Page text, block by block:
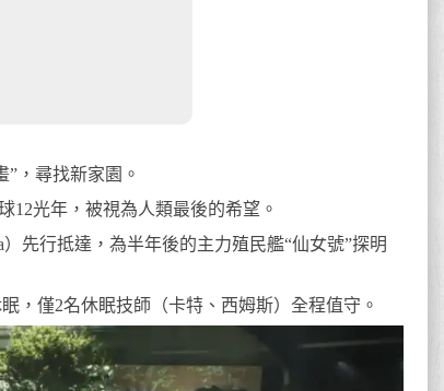
，尋找新家園。
12光年，被視為人類最後的希望。
先行抵達，為半年後的主力殖民艦“仙女號”探明
，僅2名休眠技師（卡特、西姆斯）全程值守。